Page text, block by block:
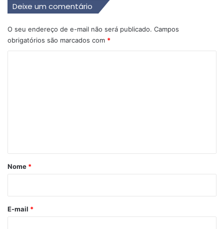
Deixe um comentário
O seu endereço de e-mail não será publicado. Campos
obrigatórios são marcados com *
r
*
Nome *
E-mail *